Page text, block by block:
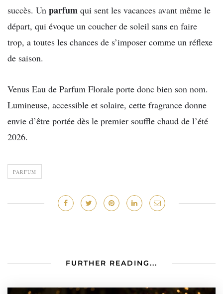
succès. Un parfum qui sent les vacances avant même le
départ, qui évoque un coucher de soleil sans en faire
trop, a toutes les chances de s’imposer comme un réflexe
de saison.
Venus Eau de Parfum Florale porte donc bien son nom.
Lumineuse, accessible et solaire, cette fragrance donne
envie d’être portée dès le premier souffle chaud de l’été
2026.
PARFUM
FURTHER READING...